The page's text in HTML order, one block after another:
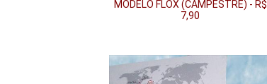
MODELO FLOX (CAMPESTRE) - R$
7,90